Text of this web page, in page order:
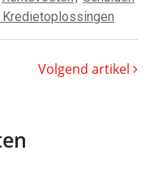
Volgend artikel